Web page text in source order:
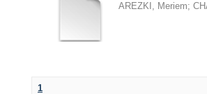
AREZKI, Meriem;
1